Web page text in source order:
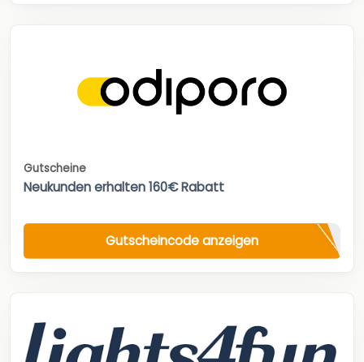
Gutscheine
Neukunden erhalten 160€ Rabatt
Gutscheincode anzeigen